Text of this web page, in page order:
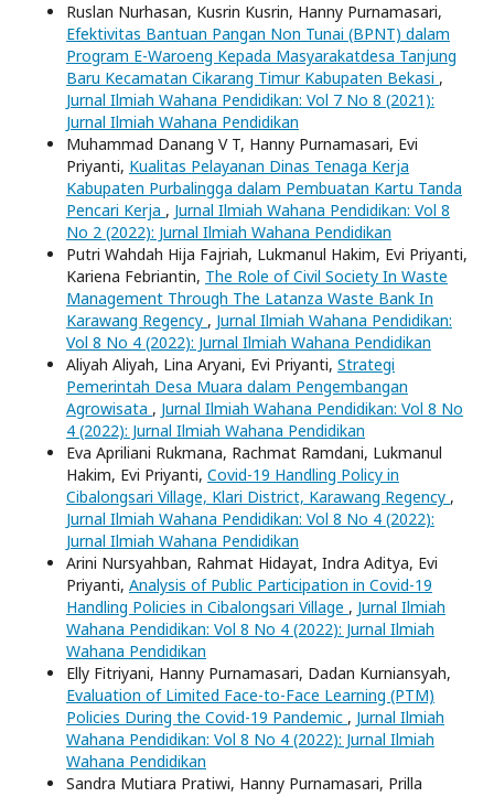
Ruslan Nurhasan, Kusrin Kusrin, Hanny Purnamasari,
Efektivitas Bantuan Pangan Non Tunai (BPNT) dalam
Program E-Waroeng Kepada Masyarakatdesa Tanjung
Baru Kecamatan Cikarang Timur Kabupaten Bekasi ,
Jurnal Ilmiah Wahana Pendidikan: Vol 7 No 8 (2021):
Jurnal Ilmiah Wahana Pendidikan
Muhammad Danang V T, Hanny Purnamasari, Evi
Priyanti, Kualitas Pelayanan Dinas Tenaga Kerja
Kabupaten Purbalingga dalam Pembuatan Kartu Tanda
Pencari Kerja , Jurnal Ilmiah Wahana Pendidikan: Vol 8
No 2 (2022): Jurnal Ilmiah Wahana Pendidikan
Putri Wahdah Hija Fajriah, Lukmanul Hakim, Evi Priyanti,
Kariena Febriantin, The Role of Civil Society In Waste
Management Through The Latanza Waste Bank In
Karawang Regency , Jurnal Ilmiah Wahana Pendidikan:
Vol 8 No 4 (2022): Jurnal Ilmiah Wahana Pendidikan
Aliyah Aliyah, Lina Aryani, Evi Priyanti, Strategi
Pemerintah Desa Muara dalam Pengembangan
Agrowisata , Jurnal Ilmiah Wahana Pendidikan: Vol 8 No
4 (2022): Jurnal Ilmiah Wahana Pendidikan
Eva Apriliani Rukmana, Rachmat Ramdani, Lukmanul
Hakim, Evi Priyanti, Covid-19 Handling Policy in
Cibalongsari Village, Klari District, Karawang Regency ,
Jurnal Ilmiah Wahana Pendidikan: Vol 8 No 4 (2022):
Jurnal Ilmiah Wahana Pendidikan
Arini Nursyahban, Rahmat Hidayat, Indra Aditya, Evi
Priyanti, Analysis of Public Participation in Covid-19
Handling Policies in Cibalongsari Village , Jurnal Ilmiah
Wahana Pendidikan: Vol 8 No 4 (2022): Jurnal Ilmiah
Wahana Pendidikan
Elly Fitriyani, Hanny Purnamasari, Dadan Kurniansyah,
Evaluation of Limited Face-to-Face Learning (PTM)
Policies During the Covid-19 Pandemic , Jurnal Ilmiah
Wahana Pendidikan: Vol 8 No 4 (2022): Jurnal Ilmiah
Wahana Pendidikan
Sandra Mutiara Pratiwi, Hanny Purnamasari, Prilla